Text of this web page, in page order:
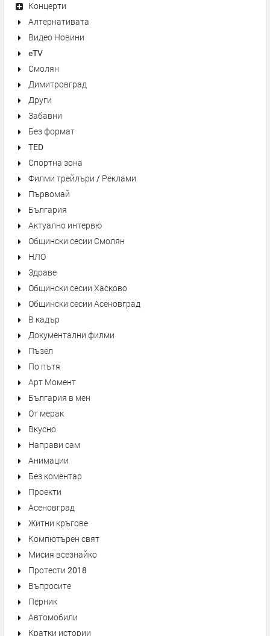
Концерти
Алтернативата
Видео Новини
eTV
Смолян
Димитровград
Други
Забавни
Без формат
TED
Спортна зона
Филми трейлъри / Реклами
Първомай
България
Актуално интервю
Общински сесии Смолян
НЛО
Здраве
Общински сесии Хасково
Общински сесии Асеновград
В кадър
Документални филми
Пъзел
По пътя
Арт Момент
България в мен
От мерак
Вкусно
Направи сам
Анимации
Без коментар
Проекти
Асеновград
Житни кръгове
Компютърен свят
Мисия всезнайко
Протести 2018
Въпросите
Перник
Автомобили
Кратки истории